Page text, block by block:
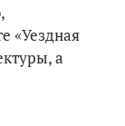
«Уездная
а